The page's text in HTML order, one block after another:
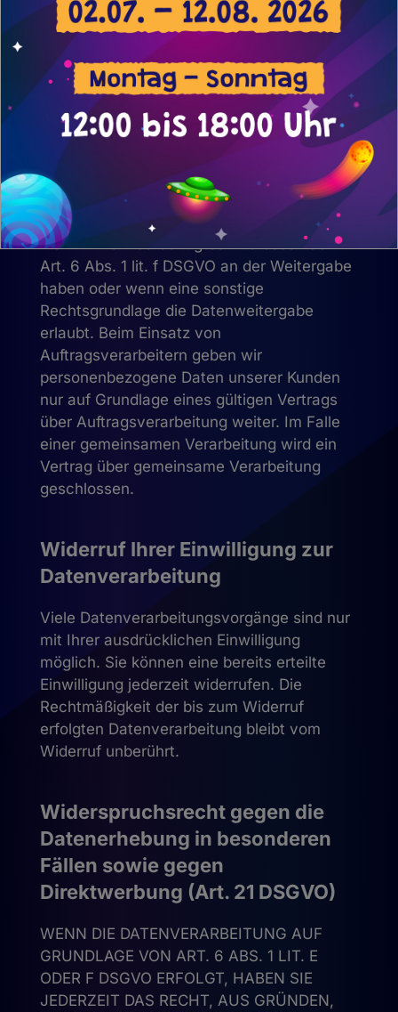
arbeiten wir mit verschiedenen externen
Stellen zusammen. Dabei ist teilweise auch
eine Übermittlung von personenbezogenen
Daten an diese externen Stellen
erforderlich. Wir geben personenbezogene
Daten nur dann an externe Stellen weiter,
wenn dies im Rahmen einer
Vertragserfüllung erforderlich ist, wenn wir
gesetzlich hierzu verpflichtet sind (z. B.
Weitergabe von Daten an Steuerbehörden),
wenn wir ein berechtigtes Interesse nach
Art. 6 Abs. 1 lit. f DSGVO an der Weitergabe
haben oder wenn eine sonstige
Rechtsgrundlage die Datenweitergabe
erlaubt. Beim Einsatz von
Auftragsverarbeitern geben wir
personenbezogene Daten unserer Kunden
nur auf Grundlage eines gültigen Vertrags
über Auftragsverarbeitung weiter. Im Falle
einer gemeinsamen Verarbeitung wird ein
Vertrag über gemeinsame Verarbeitung
geschlossen.
Widerruf Ihrer Einwilligung zur
Datenverarbeitung
Viele Datenverarbeitungsvorgänge sind nur
mit Ihrer ausdrücklichen Einwilligung
möglich. Sie können eine bereits erteilte
Einwilligung jederzeit widerrufen. Die
Rechtmäßigkeit der bis zum Widerruf
erfolgten Datenverarbeitung bleibt vom
Widerruf unberührt.
Widerspruchsrecht gegen die
Datenerhebung in besonderen
Fällen sowie gegen
Direktwerbung (Art. 21 DSGVO)
WENN DIE DATENVERARBEITUNG AUF
GRUNDLAGE VON ART. 6 ABS. 1 LIT. E
ODER F DSGVO ERFOLGT, HABEN SIE
JEDERZEIT DAS RECHT, AUS GRÜNDEN,